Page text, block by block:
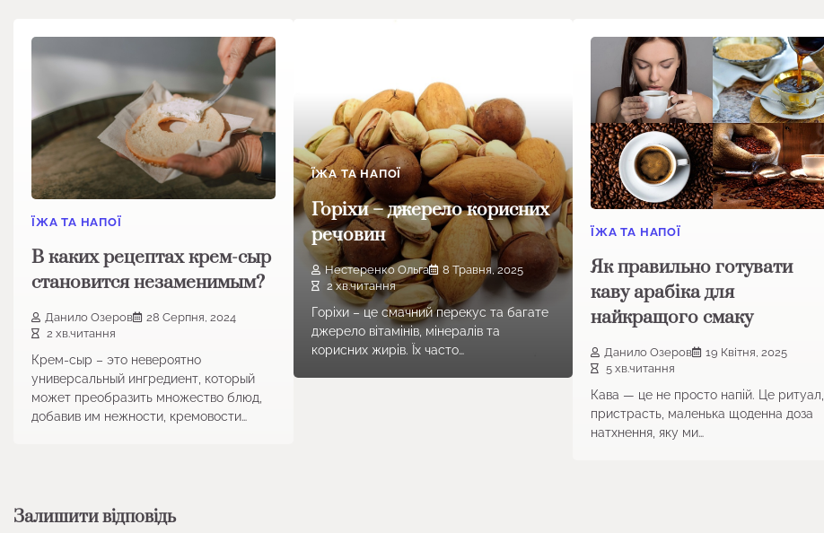
ЇЖА ТА НАПОЇ
В каких рецептах крем-сыр
становится незаменимым?
Данило Озеров
28 Серпня, 2024
2 хв.читання
Крем-сыр – это невероятно
универсальный ингредиент, который
может преобразить множество блюд,
добавив им нежности, кремовости…
ЇЖА ТА НАПОЇ
Горіхи – джерело корисних
речовин
Нестеренко Ольга
8 Травня, 2025
2 хв.читання
Горіхи – це смачний перекус та багате
джерело вітамінів, мінералів та
корисних жирів. Їх часто…
ЇЖА ТА НАПОЇ
Як правильно готувати
каву арабіка для
найкращого смаку
Данило Озеров
19 Квітня, 2025
5 хв.читання
Кава — це не просто напій. Це ритуал,
пристрасть, маленька щоденна доза
натхнення, яку ми…
Залишити відповідь